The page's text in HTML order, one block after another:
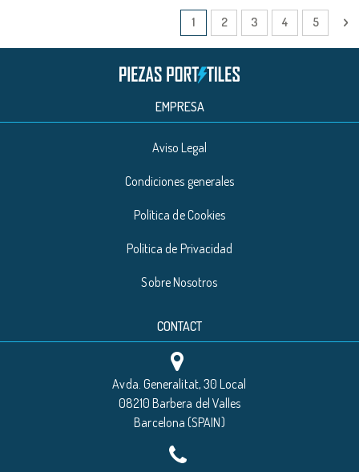
Página
Actualmente estás leyendo
1 Página
2 Página
3 Página
4 Página
5
EMPRESA
Aviso Legal
Condiciones generales
Política de Cookies
Política de Privacidad
Sobre Nosotros
CONTACT
Avda. Generalitat, 30 Local
08210 Barbera del Valles
Barcelona (SPAIN)